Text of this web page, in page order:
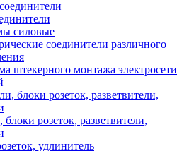
силовые
соединители различного
штекерного монтажа электросети
розеток, разветвители,
удлинитель